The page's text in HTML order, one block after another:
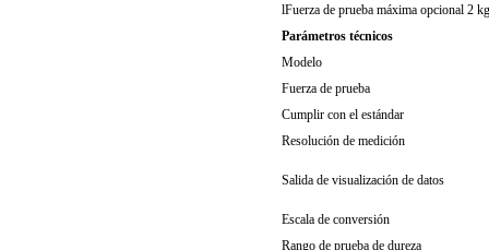
lFuerza de prueba máxima opcional 2
Parámetros técnicos
Modelo
Fuerza de prueba
Cumplir con el estándar
Resolución de medición
Salida de visualización de datos
Escala de conversión
Rango de prueba de dureza